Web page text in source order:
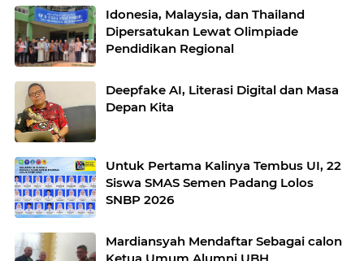
Idonesia, Malaysia, dan Thailand
Dipersatukan Lewat Olimpiade
Pendidikan Regional
Deepfake AI, Literasi Digital dan Masa
Depan Kita
Untuk Pertama Kalinya Tembus UI, 22
Siswa SMAS Semen Padang Lolos
SNBP 2026
Mardiansyah Mendaftar Sebagai calon